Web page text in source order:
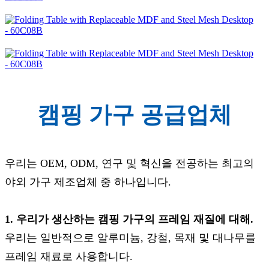
캠핑 가구 공급업체
우리는 OEM, ODM, 연구 및 혁신을 전공하는 최고의
야외 가구 제조업체 중 하나입니다.
1. 우리가 생산하는 캠핑 가구의 프레임 재질에 대해.
우리는 일반적으로 알루미늄, 강철, 목재 및 대나무를
프레임 재료로 사용합니다.